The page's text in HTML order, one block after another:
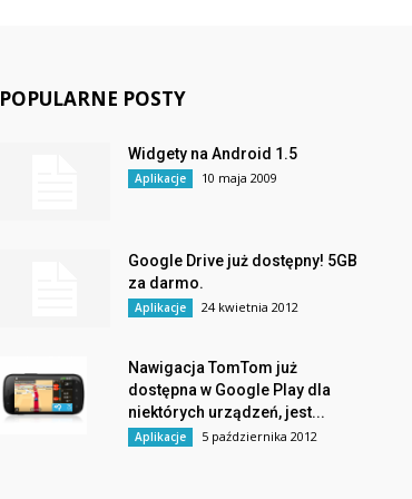
POPULARNE POSTY
Widgety na Android 1.5
Aplikacje 10 maja 2009
Google Drive już dostępny! 5GB
za darmo.
Aplikacje 24 kwietnia 2012
Nawigacja TomTom już
dostępna w Google Play dla
niektórych urządzeń, jest...
Aplikacje 5 października 2012